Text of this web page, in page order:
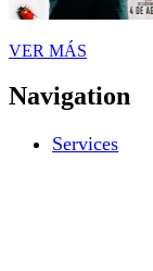
VER MÁS
Navigation
Services